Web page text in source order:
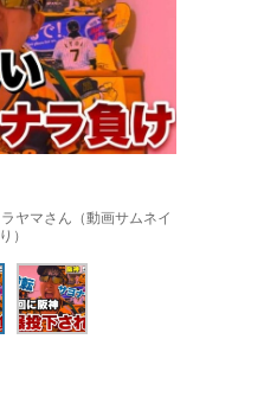
ヤマさん（動画サムネイ
）